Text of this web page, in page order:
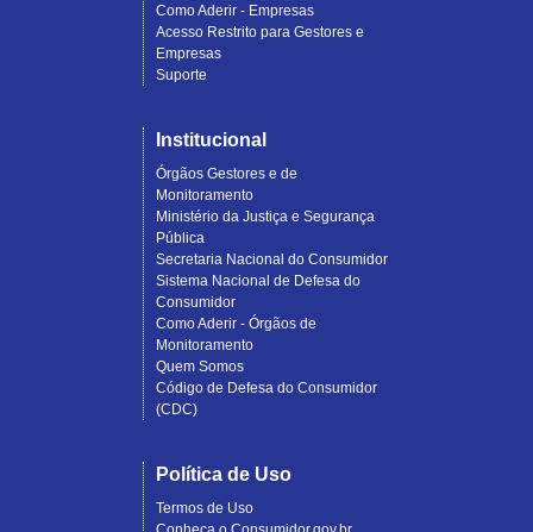
Como Aderir - Empresas
Acesso Restrito para Gestores e
Empresas
Suporte
Institucional
Órgãos Gestores e de
Monitoramento
Ministério da Justiça e Segurança
Pública
Secretaria Nacional do Consumidor
Sistema Nacional de Defesa do
Consumidor
Como Aderir - Órgãos de
Monitoramento
Quem Somos
Código de Defesa do Consumidor
(CDC)
Política de Uso
Termos de Uso